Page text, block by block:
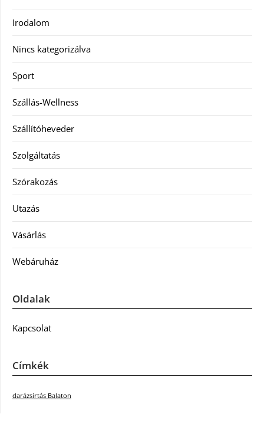
Irodalom
Nincs kategorizálva
Sport
Szállás-Wellness
Szállítóheveder
Szolgáltatás
Szórakozás
Utazás
Vásárlás
Webáruház
Oldalak
Kapcsolat
Címkék
darázsirtás Balaton